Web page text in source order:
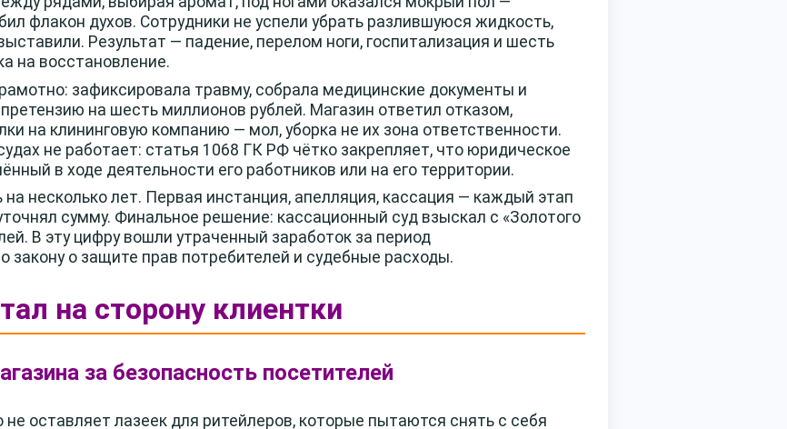
флакон духов. Сотрудники не успели убрать разлившуюся жидкость,
Результат — падение, перелом ноги, госпитализация и шесть
на восстановление.
зафиксировала травму, собрала медицинские документы и
на шесть миллионов рублей. Магазин ответил отказом,
на клининговую компанию — мол, уборка не их зона ответственности.
не работает: статья 1068 ГК РФ чётко закрепляет, что юридическое
в ходе деятельности его работников или на его территории.
на несколько лет. Первая инстанция, апелляция, кассация — каждый этап
сумму. Финальное решение: кассационный суд взыскал с «Золотого
В эту цифру вошли утраченный заработок за период
закону о защите прав потребителей и судебные расходы.
на сторону клиентки
за безопасность посетителей
не оставляет лазеек для ритейлеров, которые пытаются снять с себя